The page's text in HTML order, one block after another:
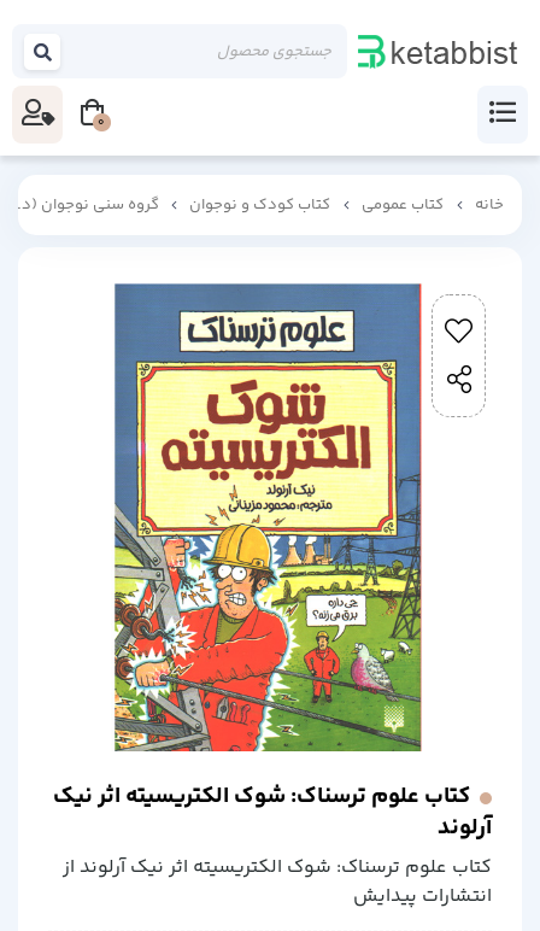
خانه کتاب عمومی کتاب کودک و نوجوان گروه سنی نوجوان
کتاب علوم ترسناک: شوک الکتریسیته اثر نیک
آرلوند
کتاب علوم ترسناک: شوک الکتریسیته اثر نیک آرلوند از
انتشارات پیدایش
0